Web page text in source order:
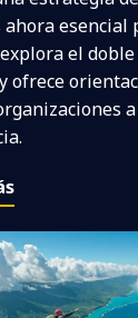
ahora
el
ofrece